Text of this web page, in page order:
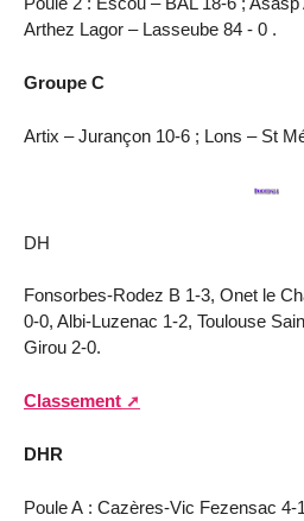
Arthez Lagor – Lasseube 84 - 0 .
Groupe C
Artix – Jurançon 10-6 ; Lons – St
DH
Fonsorbes-Rodez B 1-3, Onet le
0-0, Albi-Luzenac 1-2, Toulouse
Girou 2-0.
Classement
DHR
Poule A : Cazères-Vic Fezensac 4-